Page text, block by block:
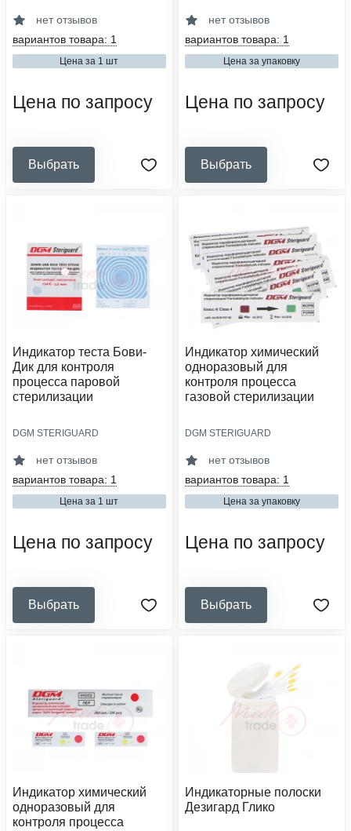
сенсорный
кол-во в упаковке, шт:
нет отзывов
вариантов товара: 1
Цена за 1 шт
Цена по запросу
Выбрать
биологический
1
вид упаковочного материала:
нет отзывов
вариантов товара: 1
Цена за упаковку
Цена по запросу
Выбрать
Индикатор теста Бови-
Дик для контроля
процесса паровой
стерилизации
химический
2
вид упаковочного материала:
DGM STERIGUARD
нет отзывов
вариантов товара: 1
Цена за 1 шт
Цена по запросу
Выбрать
Индикатор химический
одноразовый для
контроля процесса
газовой стерилизации
химический
4
вид упаковочного материала:
DGM STERIGUARD
нет отзывов
вариантов товара: 1
Цена за упаковку
Цена по запросу
Выбрать
Индикатор химический
одноразовый для
контроля процесса
Индикаторные полоски
Дезигард Глико